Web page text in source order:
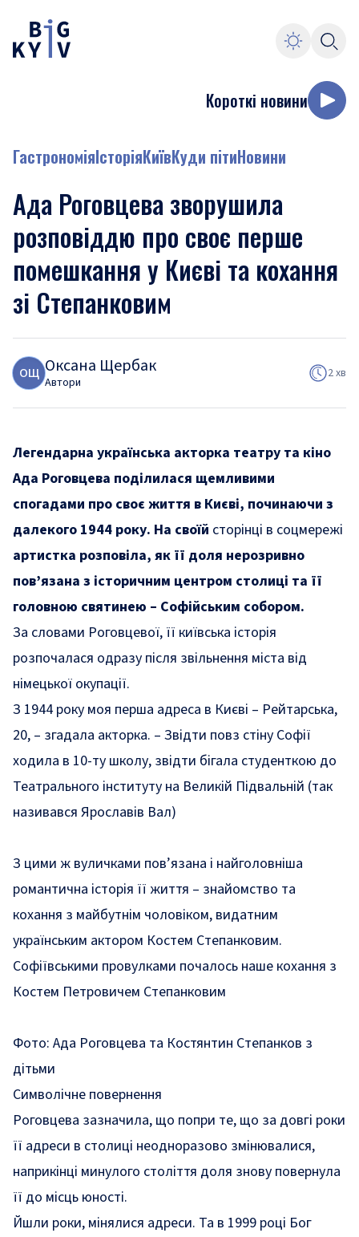
Короткі новини
ГастрономіяІсторіяКиївКуди пітиНовини
Ада Роговцева зворушила
розповіддю про своє перше
помешкання у Києві та кохання
зі Степанковим
ОЩ Оксана Щербак
Автори
2 хв
Легендарна українська акторка театру та кіно
Ада Роговцева поділилася щемливими
спогадами про своє життя в Києві, починаючи з
далекого 1944 року. На своїй сторінці в соцмережі
артистка розповіла, як її доля нерозривно
пов’язана з історичним центром столиці та її
головною святинею – Софійським собором.
За словами Роговцевої, її київська історія
розпочалася одразу після звільнення міста від
німецької окупації.
З 1944 року моя перша адреса в Києві – Рейтарська,
20, – згадала акторка. – Звідти повз стіну Софії
ходила в 10-ту школу, звідти бігала студенткою до
Театрального інституту на Великій Підвальній (так
називався Ярославів Вал)
З цими ж вуличками пов’язана і найголовніша
романтична історія її життя – знайомство та
кохання з майбутнім чоловіком, видатним
українським актором Костем Степанковим.
Софіївськими провулками почалось наше кохання з
Костем Петровичем Степанковим
Фото: Ада Роговцева та Костянтин Степанков з
дітьми
Символічне повернення
Роговцева зазначила, що попри те, що за довгі роки
її адреси в столиці неодноразово змінювалися,
наприкінці минулого століття доля знову повернула
її до місць юності.
Йшли роки, мінялися адреси. Та в 1999 році Бог